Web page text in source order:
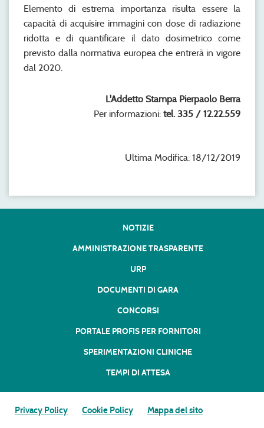
Elemento di estrema importanza risulta essere la
capacità di acquisire immagini con dose di radiazione
ridotta e di quantificare il dato dosimetrico come
previsto dalla normativa europea che entrerà in vigore
dal 2020.
L'Addetto Stampa Pierpaolo Berra
Per informazioni: tel. 335 / 12.22.559
Ultima Modifica: 18/12/2019
NOTIZIE
AMMINISTRAZIONE TRASPARENTE
URP
DOCUMENTI DI GARA
CONCORSI
PORTALE PROFIS PER FORNITORI
SPERIMENTAZIONI CLINICHE
TEMPI DI ATTESA
Privacy Policy Cookie Policy Mappa del sito